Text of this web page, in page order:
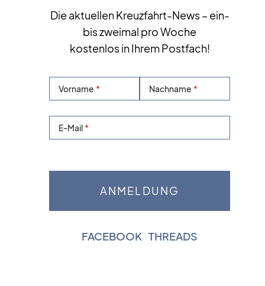
Die aktuellen Kreuzfahrt-News – ein-
bis zweimal pro Woche
kostenlos in Ihrem Postfach!
Vorname Nachname
E-Mail
FACEBOOK THREADS